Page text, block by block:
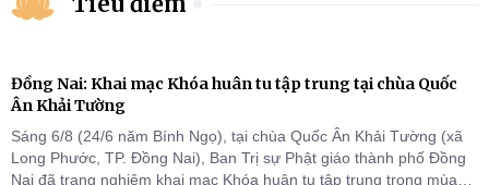
Đồng Nai: Khai mạc Khóa huân tu tập trung tại chùa Quốc
Ân Khải Tường
Sáng 6/8 (24/6 năm Bính Ngọ), tại chùa Quốc Ân Khải Tường (xã
Long Phước, TP. Đồng Nai), Ban Trị sự Phật giáo thành phố Đồng
Nai đã trang nghiêm khai mạc Khóa huân tu tập trung trong mùa